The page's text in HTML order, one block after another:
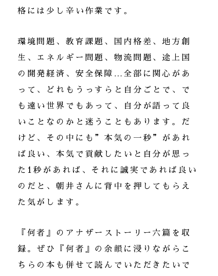
格には少し辛い作業です。
環境問題、教育課題、国内格差、地方創
生、エネルギー問題、物流問題、途上国
の開発経済、安全保障…全部に関心があ
って、どれもうっすらと自分ごとで、で
も遠い世界でもあって、自分が語って良
いことなのかと迷うこともあります。だ
けど、その中にも”本気の一秒”があれ
ば良い、本気で貢献したいと自分が思っ
た1秒があれば、それに誠実であれば良い
のだと、朝井さんに背中を押してもらえ
た気がします。
『何者』のアナザーストーリー六篇を収
録。ぜひ『何者』の余韻に浸りながらこ
ちらの本も併せて読んでいただきたいで